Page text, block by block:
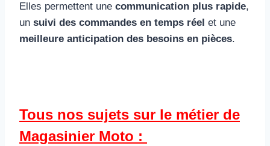
Elles permettent une communication plus rapide,
un suivi des commandes en temps réel et une
meilleure anticipation des besoins en pièces.
Tous nos sujets sur le métier de
Magasinier Moto :